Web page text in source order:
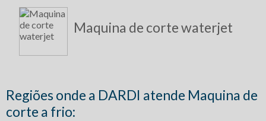
CORTE DE BORRACHA A LASER
MAQUINA DE GRAVAÇÃO A LASER PORTÁTIL
CORTE JATO DE ÁGUA
CENTRO DE USINAGEM PREÇO
CENTRO DE USINAGEM VALOR
Maquina de corte waterjet
Regiões onde a DARDI atende Maquina de
corte a frio: